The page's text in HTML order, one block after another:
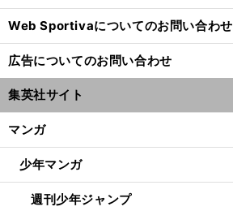
Web Sportivaについてのお問い合わせ
広告についてのお問い合わせ
集英社サイト
マンガ
少年マンガ
週刊少年ジャンプ